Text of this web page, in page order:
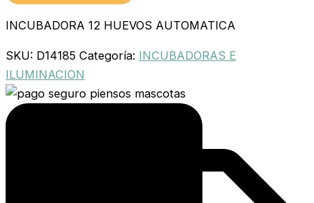
INCUBADORA 12 HUEVOS AUTOMATICA
SKU: D14185 Categoría: INCUBADORAS E
ILUMINACION